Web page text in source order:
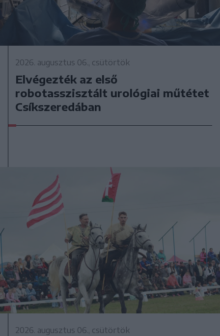
2026. augusztus 06., csütörtök
Elvégezték az első
robotasszisztált urológiai műtétet
Csíkszeredában
2026. augusztus 06., csütörtök